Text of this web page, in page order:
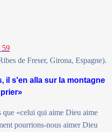
de Freser, Girona, Espagne).
il s'en alla sur la montagne
«celui qui aime Dieu aime
pourrions-nous aimer Dieu